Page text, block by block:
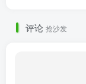
评论 抢沙发